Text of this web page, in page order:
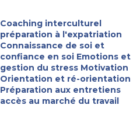
Coaching interculturel
préparation à l'expatriation
Connaissance de soi et
confiance en soi Emotions et
gestion du stress Motivation
Orientation et ré-orientation
Préparation aux entretiens
accès au marché du travail